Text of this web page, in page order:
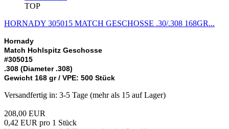
TOP
HORNADY 305015 MATCH GESCHOSSE .30/.308 168GR...
Hornady
Match Hohlspitz Geschosse
#305015
.308 (Diameter .308)
Gewicht 168 gr / VPE: 500 Stück
Versandfertig in: 3-5 Tage (mehr als 15 auf Lager)
208,00 EUR
0,42 EUR pro 1 Stück